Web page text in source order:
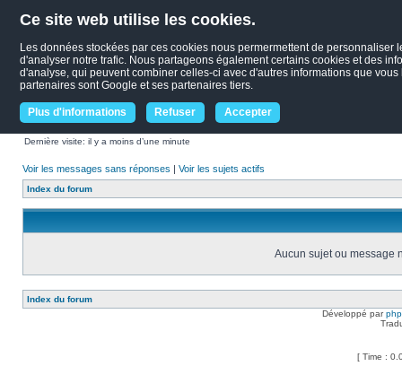
Ce site web utilise les cookies.
Les données stockées par ces cookies nous permermettent de
d'analyser notre trafic. Nous partageons également certains cookies et des
d'analyse, qui peuvent combiner celles-ci avec d'autres informations que
partenaires sont Google et ses partenaires tiers.
Plus d'informations Refuser Accepter
Dernière visite: il y a moins d’une minute
Voir les messages sans réponses | Voir les sujets actifs
Index du forum
Aucun sujet ou message
Index du forum
Développé par
[ Time :